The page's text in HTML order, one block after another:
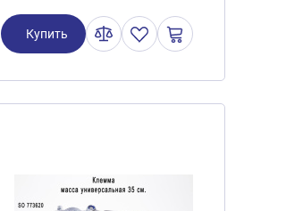
Купить